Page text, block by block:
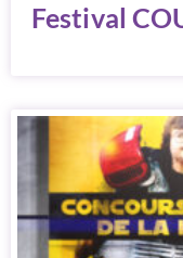
Festival